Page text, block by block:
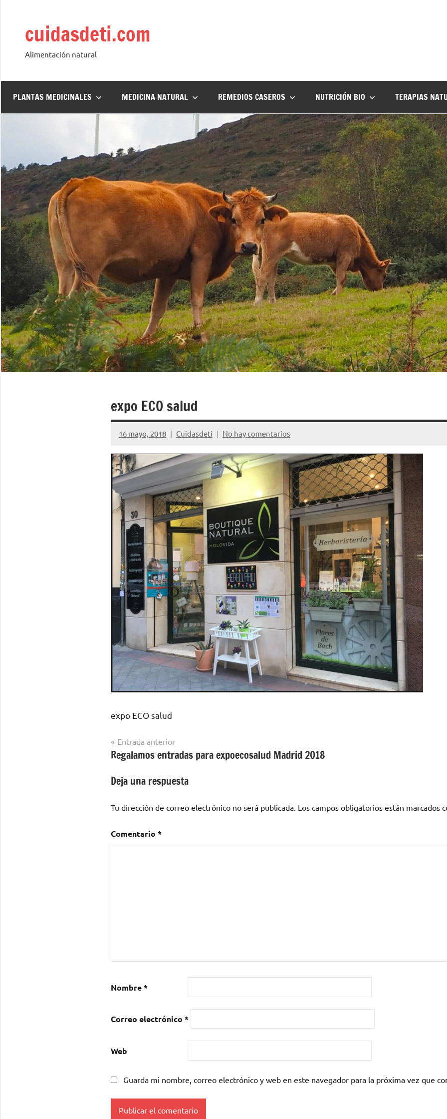
contenidocuidasdeti.com
Alimentación natural
PLANTAS MEDICINALES MEDICINA NATURAL REMEDIOS CASEROS NUTRICIÓN BIO TERAPIAS
expo ECO salud
16 mayo, 2018 Cuidasdeti No hay comentarios
expo ECO salud
Navegación
de
entradas
Entrada anterior
Regalamos entradas para expoecosalud Madrid 2018
Deja una respuesta
Tu dirección de correo electrónico no será publicada. Los campos obligatorios están marcados
Comentario *
Nombre*
Correo electrónico *
Web
Guarda mi nombre, correo electrónico y web en este navegador para la próxima vez que